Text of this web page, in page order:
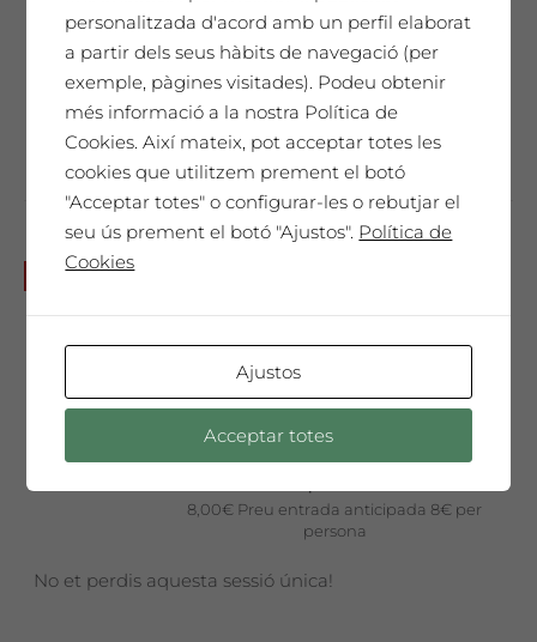
persona
No et perdis aquesta especial nit
d'estiu!
No disponible
(espectacle a l’aire lliure amb
Preu entrada
anticipada 8 €
8,00€ Preu entrada anticipada 8€ per
persona
No et perdis aquesta sessió única!
personalitzada d'acord amb un perfil elaborat
a partir dels seus hàbits de navegació (per
exemple, pàgines visitades). Podeu obtenir
més informació a la nostra Política de
Cookies. Així mateix, pot acceptar totes les
cookies que utilitzem prement el botó
"Acceptar totes" o configurar-les o rebutjar el
seu ús prement el botó "Ajustos". Política de
Cookies
Ajustos
Acceptar totes